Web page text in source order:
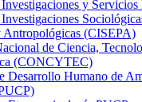
y Servicios
Antropológicas (CISEPA)
de Ciencia,
(CONCYTEC)
Desarrollo Humano de